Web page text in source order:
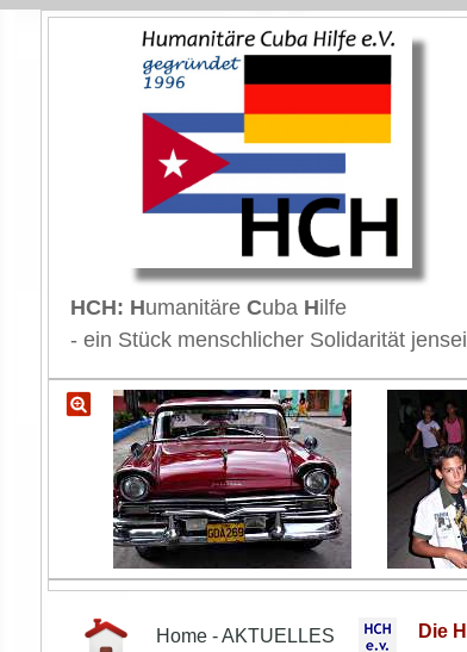
HCH: HumanitäreCuba Hilfe
- ein Stück menschlicher Solidarität
Home - AKTUELLES Die